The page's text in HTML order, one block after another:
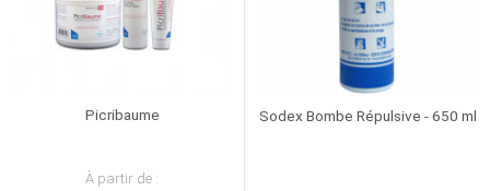
Picribaume
À partir de :
Sodex Bombe Répulsive - 650 ml